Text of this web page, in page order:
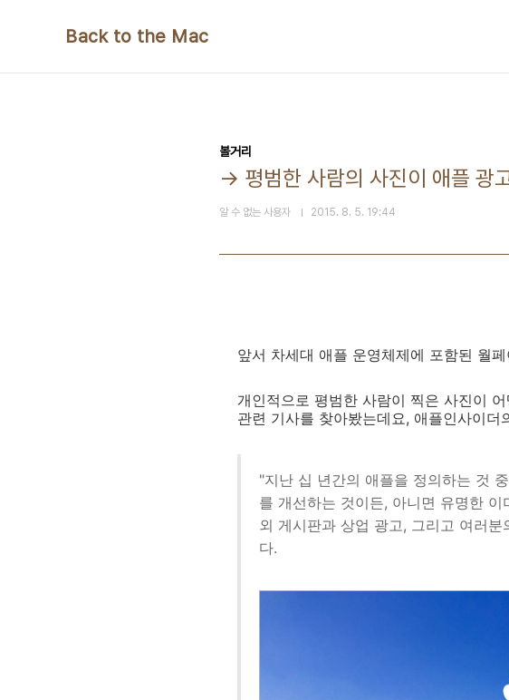
Back to the Mac
볼거리
→ 평범한 사람의 사진이 애플 광
알 수 없는 사용자 2015. 8. 5. 19:44
앞서 차세대 애플 운영체제에 포함된 월
개인적으로 평범한 사람이 찍은 사진이
관련 기사를 찾아봤는데요, 애플인사이더
"지난 십 년간의 애플을 정의하는 것
를 개선하는 것이든, 아니면 유명한
외 게시판과 상업 광고, 그리고 여러
다.